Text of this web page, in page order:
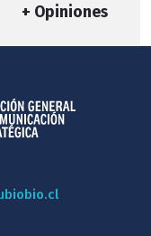
+ Opiniones